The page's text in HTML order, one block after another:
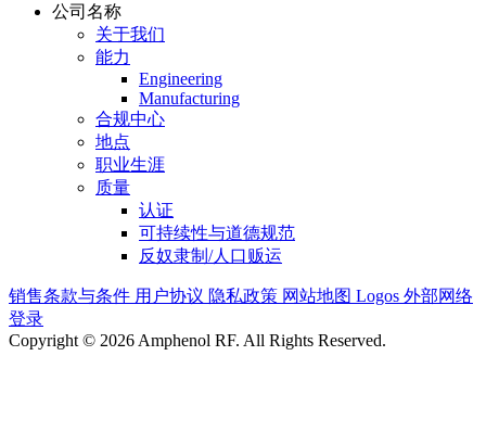
公司名称
关于我们
能力
Engineering
Manufacturing
合规中心
地点
职业生涯
质量
认证
可持续性与道德规范
反奴隶制/人口贩运
销售条款与条件 用户协议 隐私政策 网站地图 Logos 外部网络
登录
Copyright © 2026 Amphenol RF. All Rights Reserved.